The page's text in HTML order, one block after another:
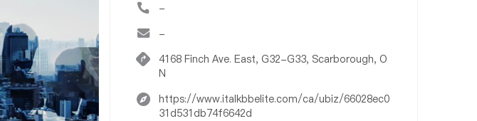
-
-
4168 Finch Ave. East, G32-G33, Scarborough, O
N
https://www.italkbbelite.com/ca/ubiz/66028ec0
31d531db74f6642d